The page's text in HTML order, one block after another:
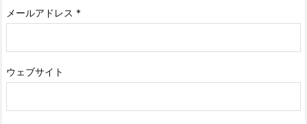
メールアドレス *
ウェブサイト